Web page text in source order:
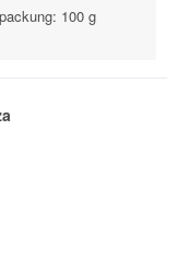
100 g